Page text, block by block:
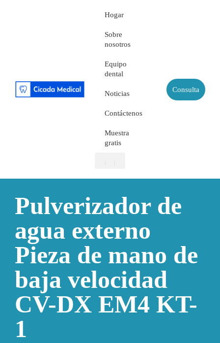
Hogar
Sobre
nosotros
Equipo
dental
Noticias
Contáctenos
Muestra
gratis
Consulta
Pulverizador de
agua externo
Pieza de mano de
baja velocidad
CV-DX EM4 KT-
1